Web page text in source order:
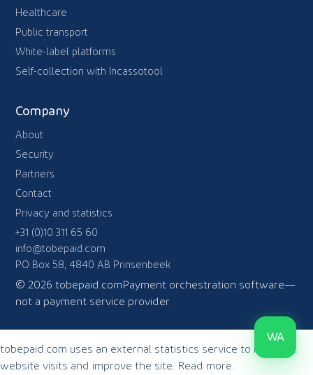
WA
Healthcare
Public transport
White-label platforms
Self-collection with Incassotool
Company
About
Security
Partners
Contact
Privacy and statistics
+31 (0)10 311 65 60
info@tobepaid.com
PO Box 58, 4840 AB Prinsenbeek
© 2026 tobepaid.comPayment orchestration software—
not a payment service provider.
tobepaid.com uses an external statistics service to measure
website visits and improve the site. Read more.